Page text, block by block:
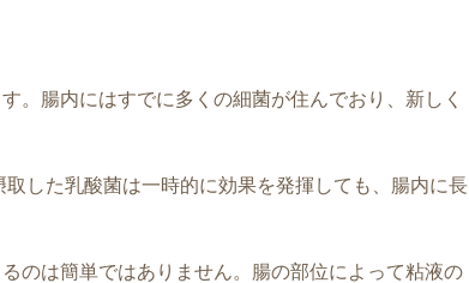
。腸内にはすでに多くの細菌が住んでおり、新しく
取した乳酸菌は一時的に効果を発揮しても、腸内に長
のは簡単ではありません。腸の部位によって粘液の